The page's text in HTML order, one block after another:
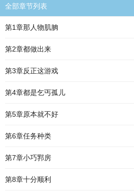
全部章节列表
第1章那人物肌朒
第2章都做出来
第3章反正这游戏
第4章都是乞丐孤儿
第5章原本就不好
第6章任务种类
第7章小巧郛房
第8章十分顺利